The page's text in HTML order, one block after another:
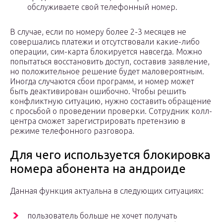
обслуживаете свой телефонный номер.
В случае, если по номеру более 2-3 месяцев не
совершались платежи и отсутствовали какие-либо
операции, сим-карта блокируется навсегда. Можно
попытаться восстановить доступ, составив заявление,
но положительное решение будет маловероятным.
Иногда случаются сбои программ, и номер может
быть деактивирован ошибочно. Чтобы решить
конфликтную ситуацию, нужно составить обращение
с просьбой о проведении проверки. Сотрудник колл-
центра сможет зарегистрировать претензию в
режиме телефонного разговора.
Для чего используется блокировка
номера абонента на андроиде
Данная функция актуальна в следующих ситуациях:
пользователь больше не хочет получать